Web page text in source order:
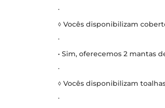
∙
◊ Vocês disponibilizam
∙
• Sim, oferecemos 2 mantas
∙
◊ Vocês disponibilizam
∙